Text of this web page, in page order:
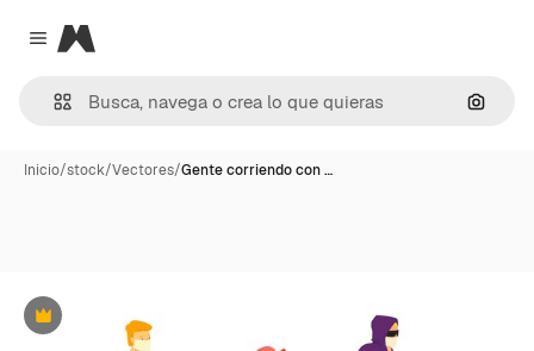
Close menu
Magnific
Inicio/stock/Vectores/Gente corriendo con …
Premium